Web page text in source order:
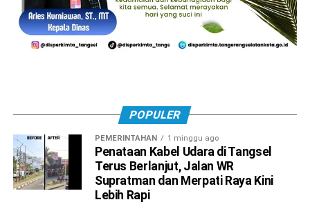
POPULER
PEMERINTAHAN 1 minggu ago
Penataan Kabel Udara di Tangsel
Terus Berlanjut, Jalan WR
Supratman dan Merpati Raya Kini
Lebih Rapi